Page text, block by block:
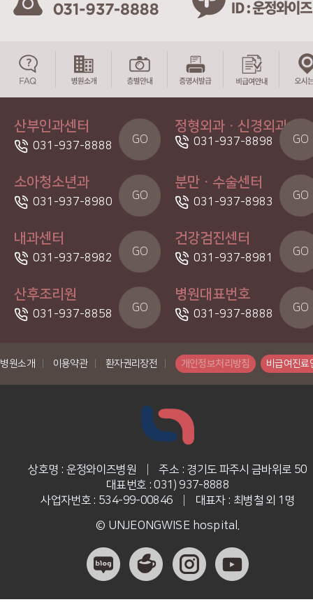
산부인과센터
031-937-8888 GO
정형외과ㆍ신경외과
031-937-8898 GO
소아청소년과
031-937-8980 GO
분만ㆍ수술센터
031-937-8983 GO
내과센터
031-937-8982 GO
건강검진센터
031-937-8981 GO
산후조리원
031-937-8858 GO
병원대표번호
031-937-8888 GO
병원소개 이용약관 환자권리장전 개인정보처리방침 비급여진료
상호명 : 운정와이즈병원
주소 : 경기도 파주시 금바위로 50
대표번호 : 031) 937-8888
사업자번호 : 534-99-00846
대표자 : 최병철 외 1명
© UNJEONGWISE hospital.